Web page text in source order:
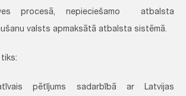
procesā, nepieciešamo atbalsta
valsts apmaksātā atbalsta sistēmā.
pētījums sadarbībā ar Latvijas